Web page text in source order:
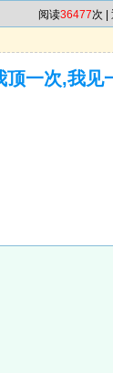
阅读36477次 |
一次,我见